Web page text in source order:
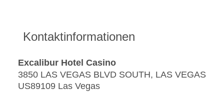
Kontaktinformationen
Excalibur Hotel Casino
3850 LAS VEGAS BLVD SOUTH, LAS VEGAS
US89109 Las Vegas